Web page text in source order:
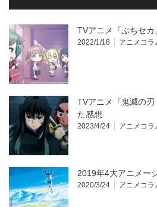
TVアニメ『ぷちセ
2022/1/18 アニメコラ
TVアニメ『鬼滅の
た感想
2023/4/24 アニメコラ
2019年4大アニメー
2020/3/24 アニメコラ